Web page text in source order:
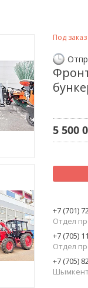
Под заказ
5 500
+7 (701)
Отдел
+7 (705)
Отдел
+7 (705)
Шымкент